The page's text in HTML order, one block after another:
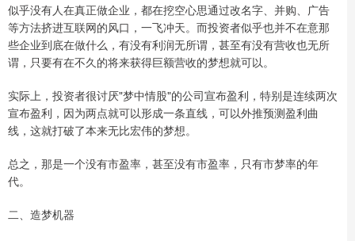
似乎没有人在真正做企业，都在挖空心思通过改名字、并购、广告
等方法挤进互联网的风口，一飞冲天。而投资者似乎也并不在意那
些企业到底在做什么，有没有利润无所谓，甚至有没有营收也无所
谓，只要有在不久的将来获得巨额营收的梦想就可以。
实际上，投资者很讨厌"梦中情股"的公司宣布盈利，特别是连续两次
宣布盈利，因为两点就可以形成一条直线，可以外推预测盈利曲
线，这就打破了本来无比宏伟的梦想。
总之，那是一个没有市盈率，甚至没有市盈率，只有市梦率的年
代。
二、造梦机器